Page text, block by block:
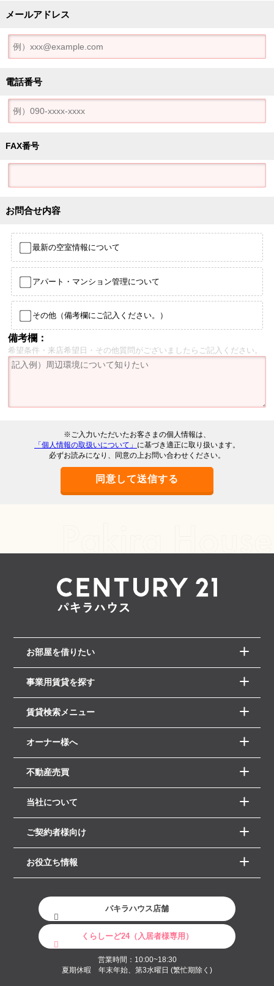
メールアドレス
電話番号
FAX番号
お問合せ内容
最新の空室情報について
アパート・マンション管理について
その他（備考欄にご記入ください。）
備考欄：
希望条件・来店希望日・その他質問がございましたらご記入ください。
※ご入力いただいたお客さまの個人情報は、
「個人情報の取扱いについて」 に基づき適正に取り扱います。
必ずお読みになり、同意の上お問い合わせください。
お部屋を借りたい
事業用賃貸を探す
賃貸検索メニュー
オーナー様へ
不動産売買
当社について
ご契約者様向け
お役立ち情報
パキラハウス店舗
くらしーど24（入居者様専用）
営業時間：10:00~18:30
夏期休暇 年末年始、第3水曜日 (繁忙期除く)